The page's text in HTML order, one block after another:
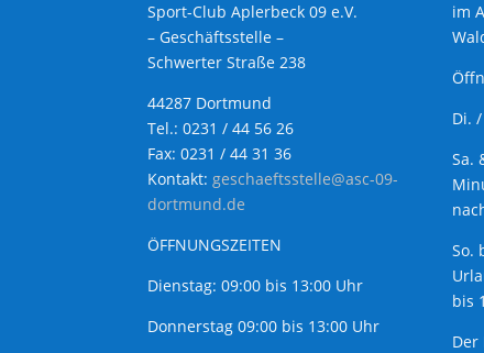
Sport-Club Aplerbeck 09 e.V.
– Geschäftsstelle –
Schwerter Straße 238
44287 Dortmund
Tel.: 0231 / 44 56 26
Fax: 0231 / 44 31 36
Kontakt:geschaeftsstelle@asc-09-
dortmund.de
ÖFFNUNGSZEITEN
Dienstag: 09:00 bis 13:00 Uhr
Donnerstag 09:00 bis 13:00 Uhr
im
Di.
Sa.
So.
bis
Der